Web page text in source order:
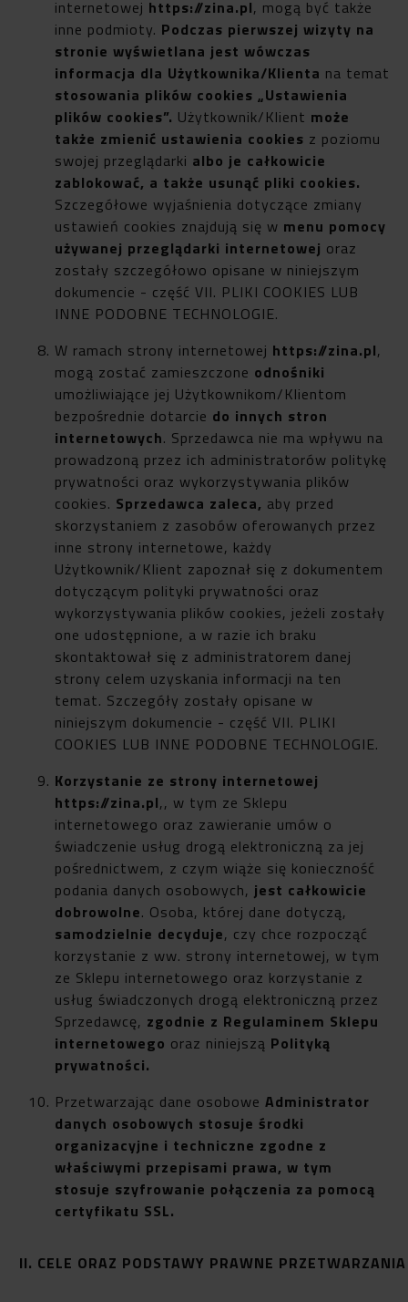
internetowej https://zina.pl, mogą być także
inne podmioty. Podczas pierwszej wizyty na
stronie wyświetlana jest wówczas
informacja dla Użytkownika/Klienta na temat
stosowania plików cookies „Ustawienia
plików cookies”. Użytkownik/Klient może
także zmienić ustawienia cookies z poziomu
swojej przeglądarki albo je całkowicie
zablokować, a także usunąć pliki cookies.
Szczegółowe wyjaśnienia dotyczące zmiany
ustawień cookies znajdują się w menu pomocy
używanej przeglądarki internetowej oraz
zostały szczegółowo opisane w niniejszym
dokumencie - część VII. PLIKI COOKIES LUB
INNE PODOBNE TECHNOLOGIE.
W ramach strony internetowej https://zina.pl,
mogą zostać zamieszczone odnośniki
umożliwiające jej Użytkownikom/Klientom
bezpośrednie dotarcie do innych stron
internetowych. Sprzedawca nie ma wpływu na
prowadzoną przez ich administratorów politykę
prywatności oraz wykorzystywania plików
cookies. Sprzedawca zaleca, aby przed
skorzystaniem z zasobów oferowanych przez
inne strony internetowe, każdy
Użytkownik/Klient zapoznał się z dokumentem
dotyczącym polityki prywatności oraz
wykorzystywania plików cookies, jeżeli zostały
one udostępnione, a w razie ich braku
skontaktował się z administratorem danej
strony celem uzyskania informacji na ten
temat. Szczegóły zostały opisane w
niniejszym dokumencie - część VII. PLIKI
COOKIES LUB INNE PODOBNE TECHNOLOGIE.
Korzystanie ze strony internetowej
https://zina.pl,, w tym ze Sklepu
internetowego oraz zawieranie umów o
świadczenie usług drogą elektroniczną za jej
pośrednictwem, z czym wiąże się konieczność
podania danych osobowych, jest całkowicie
dobrowolne. Osoba, której dane dotyczą,
samodzielnie decyduje, czy chce rozpocząć
korzystanie z ww. strony internetowej, w tym
ze Sklepu internetowego oraz korzystanie z
usług świadczonych drogą elektroniczną przez
Sprzedawcę, zgodnie z Regulaminem Sklepu
internetowego oraz niniejszą Polityką
prywatności.
Przetwarzając dane osobowe Administrator
danych osobowych stosuje środki
organizacyjne i techniczne zgodne z
właściwymi przepisami prawa, w tym
stosuje szyfrowanie połączenia za pomocą
certyfikatu SSL.
II. CELE ORAZ PODSTAWY PRAWNE